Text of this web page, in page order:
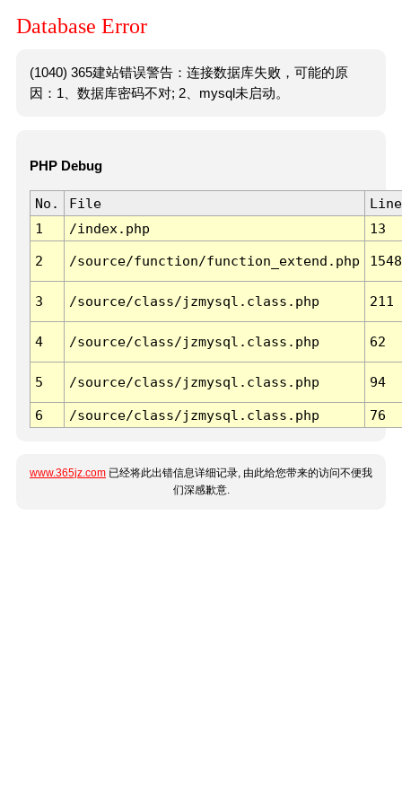
Database Error
(1040) 365建站错误警告：连接数据库失败，可能的原
因：1、数据库密码不对; 2、mysql未启动。
PHP Debug
No. File
Line
1
/index.php 13
2 /source/function/function_extend.php 1548
3 /source/class/jzmysql.class.php 211
4 /source/class/jzmysql.class.php 62
5 /source/class/jzmysql.class.php 94
6 /source/class/jzmysql.class.php 76
www.365jz.com 已经将此出错信息详细记录, 由此给您带来的访问不便我
们深感歉意.